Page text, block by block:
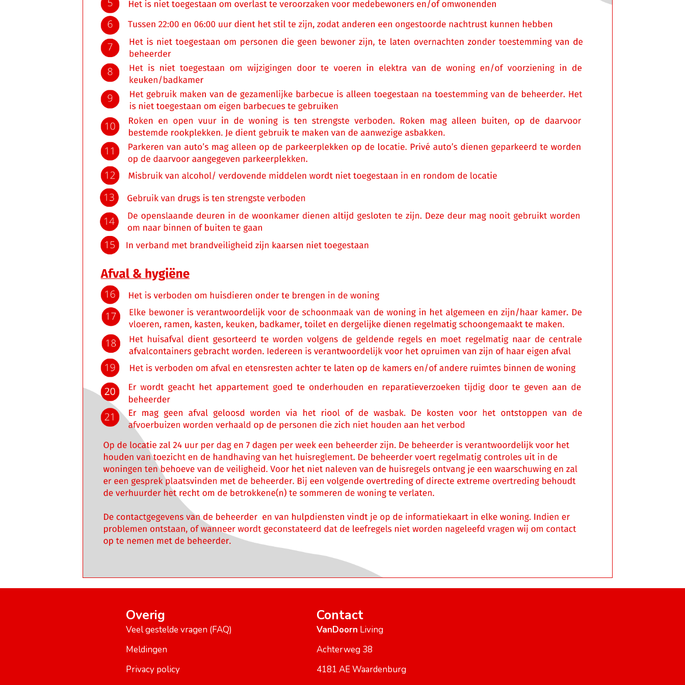
Overig
Veel gestelde vragen (FAQ)
Meldingen
Privacy policy
Contact
VanDoorn Living
Achterweg 38
4181 AE Waardenburg